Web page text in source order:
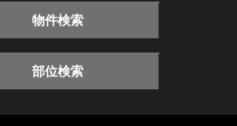
物件検索
部位検索